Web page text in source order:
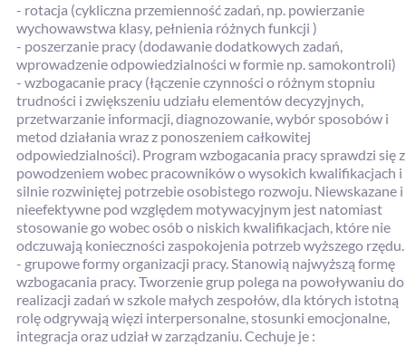
- rotacja (cykliczna przemienność zadań, np. powierzanie
wychowawstwa klasy, pełnienia różnych funkcji )
- poszerzanie pracy (dodawanie dodatkowych zadań,
wprowadzenie odpowiedzialności w formie np. samokontroli)
- wzbogacanie pracy (łączenie czynności o różnym stopniu
trudności i zwiększeniu udziału elementów decyzyjnych,
przetwarzanie informacji, diagnozowanie, wybór sposobów i
metod działania wraz z ponoszeniem całkowitej
odpowiedzialności). Program wzbogacania pracy sprawdzi się z
powodzeniem wobec pracowników o wysokich kwalifikacjach i
silnie rozwiniętej potrzebie osobistego rozwoju. Niewskazane i
nieefektywne pod względem motywacyjnym jest natomiast
stosowanie go wobec osób o niskich kwalifikacjach, które nie
odczuwają konieczności zaspokojenia potrzeb wyższego rzędu.
- grupowe formy organizacji pracy. Stanowią najwyższą formę
wzbogacania pracy. Tworzenie grup polega na powoływaniu do
realizacji zadań w szkole małych zespołów, dla których istotną
rolę odgrywają więzi interpersonalne, stosunki emocjonalne,
integracja oraz udział w zarządzaniu. Cechuje je :